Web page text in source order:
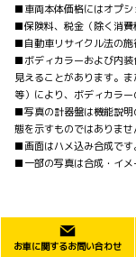
■車両本体価格にはオプシ
■保険料、税金（除く消費
■自動車リサイクル法の施
■ボディカラーおよび内装
見えることがあります。
等）により、ボディカラー
■写真の計器盤は機能説明
態を示すものではありませ
■画面はハメ込み合成です
■一部の写真は合成・イメ
お車に関するお問い合わせ